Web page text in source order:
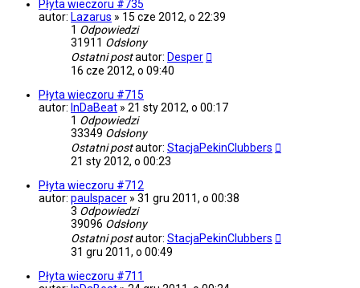
Płyta wieczoru #735
autor: Lazarus » 15 cze 2012, o 22:39
1 Odpowiedzi
31911 Odsłony
Ostatni postautor: Desper
16 cze 2012, o 09:40
Płyta wieczoru #715
autor: InDaBeat » 21 sty 2012, o 00:17
1 Odpowiedzi
33349 Odsłony
Ostatni postautor: StacjaPekinClubbers
21 sty 2012, o 00:23
Płyta wieczoru #712
autor: paulspacer » 31 gru 2011, o 00:38
3 Odpowiedzi
39096 Odsłony
Ostatni postautor: StacjaPekinClubbers
31 gru 2011, o 00:49
Płyta wieczoru #711